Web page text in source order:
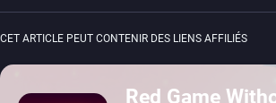
CET ARTICLE PEUT CONTENIR DES LIENS AFFILIÉS
Red Game